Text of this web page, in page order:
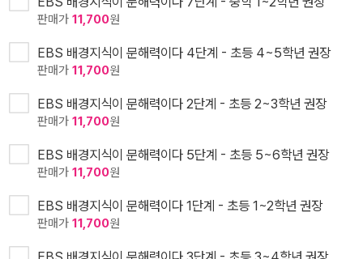
판매가 11,700원
EBS 배경지식이 문해력이다 4단계 - 초등 4~5학년 권장
판매가 11,700원
EBS 배경지식이 문해력이다 2단계 - 초등 2~3학년 권장
판매가 11,700원
EBS 배경지식이 문해력이다 5단계 - 초등 5~6학년 권장
판매가 11,700원
EBS 배경지식이 문해력이다 1단계 - 초등 1~2학년 권장
판매가 11,700원